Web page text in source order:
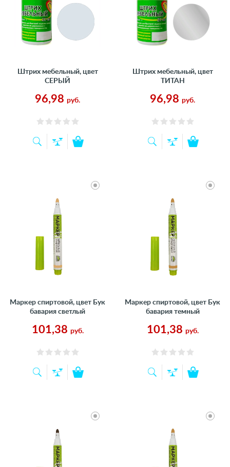
Штрих мебельный, цвет
СЕРЫЙ
96,98 руб.
Штрих мебельный, цвет
ТИТАН
96,98 руб.
Маркер спиртовой, цвет Бук
бавария светлый
101,38 руб.
Маркер спиртовой, цвет Бук
бавария темный
101,38 руб.